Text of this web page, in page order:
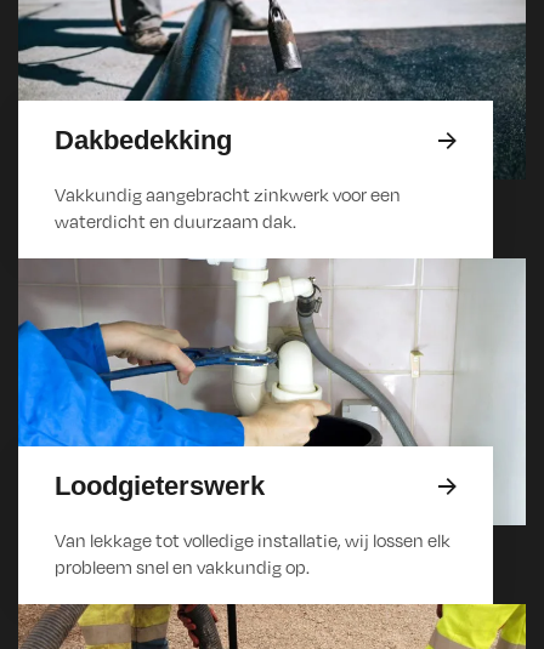
Dakbedekking
Vakkundig aangebracht zinkwerk voor een
waterdicht en duurzaam dak.
Loodgieterswerk
Van lekkage tot volledige installatie, wij lossen elk
probleem snel en vakkundig op.